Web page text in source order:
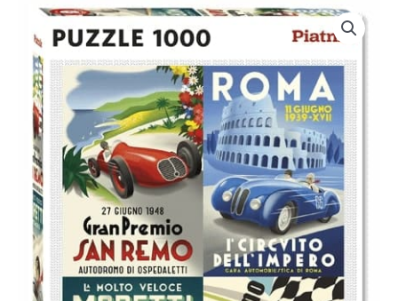
Puzzle
1000
piezas
Classic
Italians
cantidad